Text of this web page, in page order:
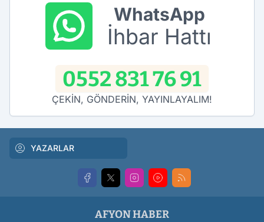
WhatsApp
İhbar Hattı
0552 831 76 91
ÇEKİN, GÖNDERİN, YAYINLAYALIM!
YAZARLAR
AFYON HABER